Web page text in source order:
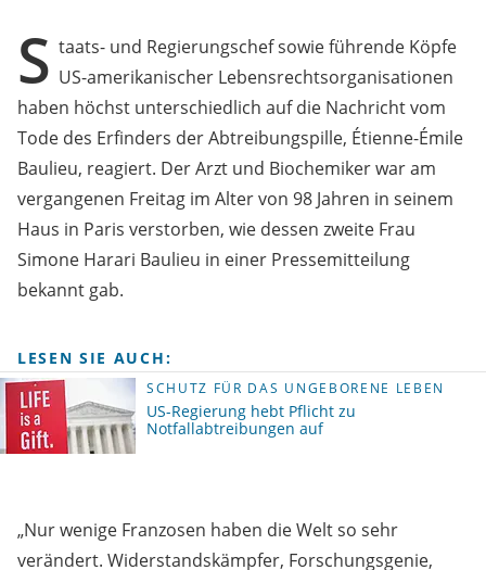
S taats- und Regierungschef sowie führende Köpfe
US-amerikanischer Lebensrechtsorganisationen
haben höchst unterschiedlich auf die Nachricht vom
Tode des Erfinders der Abtreibungspille, Étienne-Émile
Baulieu, reagiert. Der Arzt und Biochemiker war am
vergangenen Freitag im Alter von 98 Jahren in seinem
Haus in Paris verstorben, wie dessen zweite Frau
Simone Harari Baulieu in einer Pressemitteilung
bekannt gab.
LESEN SIE AUCH:
SCHUTZ FÜR DAS UNGEBORENE LEBEN
US-Regierung hebt Pflicht zu
Notfallabtreibungen auf
„Nur wenige Franzosen haben die Welt so sehr
verändert. Widerstandskämpfer, Forschungsgenie,